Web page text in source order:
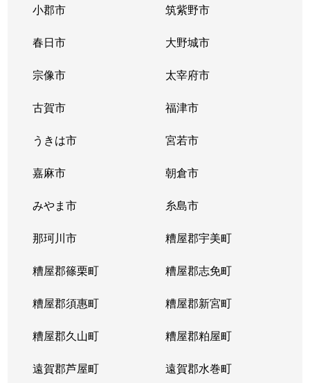
小郡市 筑紫野市
春日市 大野城市
宗像市 太宰府市
古賀市 福津市
うきは市 宮若市
嘉麻市 朝倉市
みやま市 糸島市
那珂川市 糟屋郡宇美町
糟屋郡篠栗町 糟屋郡志免町
糟屋郡須惠町 糟屋郡新宮町
糟屋郡久山町 糟屋郡粕屋町
遠賀郡芦屋町 遠賀郡水巻町